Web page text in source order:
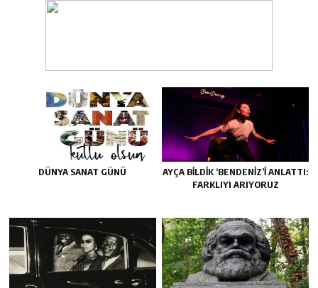
DÜNYA SANAT GÜNÜ
AYÇA BILDIK ‘BENDENIZ’I ANLATTI:
FARKLIYI ARIYORUZ